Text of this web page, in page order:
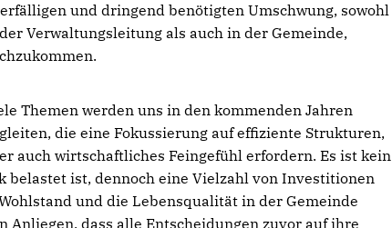
und dringend benötigten Umschwung, sowohl
Verwaltungsleitung als auch in der Gemeinde,
Themen werden uns in den kommenden Jahren
die eine Fokussierung auf effiziente Strukturen,
auch wirtschaftliches Feingefühl erfordern. Es ist kein
belastet ist, dennoch eine Vielzahl von Investitionen
und die Lebensqualität in der Gemeinde
dass alle Entscheidungen zuvor auf ihre